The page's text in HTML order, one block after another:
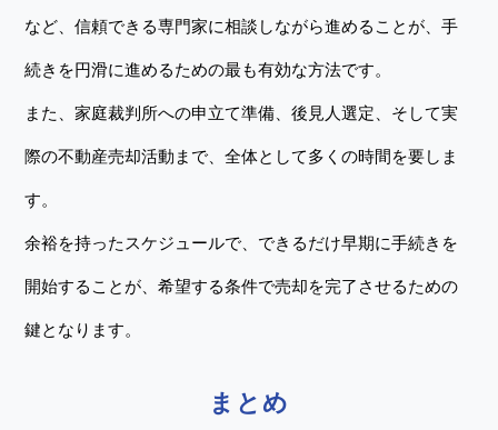
など、信頼できる専門家に相談しながら進めることが、手
続きを円滑に進めるための最も有効な方法です。
また、家庭裁判所への申立て準備、後見人選定、そして実
際の不動産売却活動まで、全体として多くの時間を要しま
す。
余裕を持ったスケジュールで、できるだけ早期に手続きを
開始することが、希望する条件で売却を完了させるための
鍵となります。
まとめ